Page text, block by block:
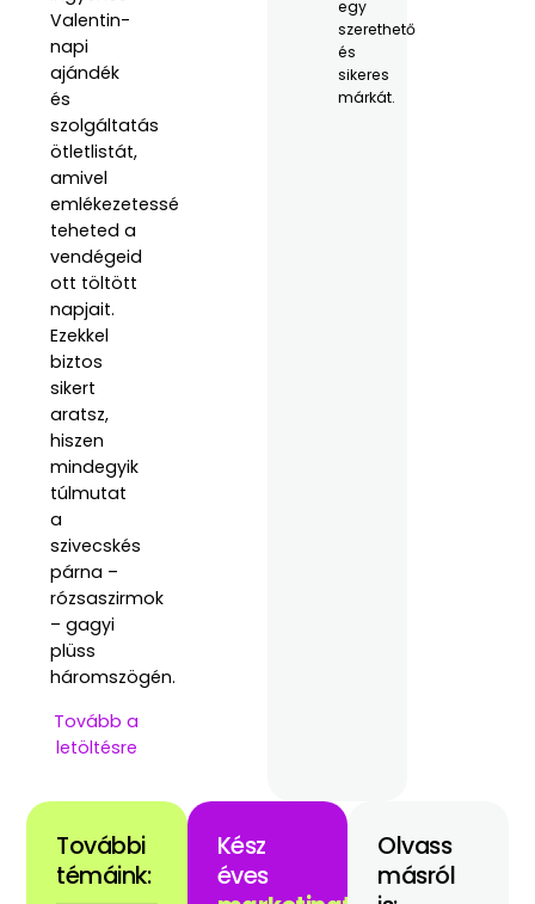
Valentin-
napi
ajándék
és
szolgáltatás
ötletlistát,
amivel
emlékezetessé
teheted a
vendégeid
ott töltött
napjait.
Ezekkel
biztos
sikert
aratsz,
hiszen
mindegyik
túlmutat
a
szivecskés
párna –
rózsaszirmok
– gagyi
plüss
háromszögén.
Tovább a
letöltésre
egy
szerethető
és
sikeres
márkát.
További
témáink:
Kész
éves
Olvass
másról